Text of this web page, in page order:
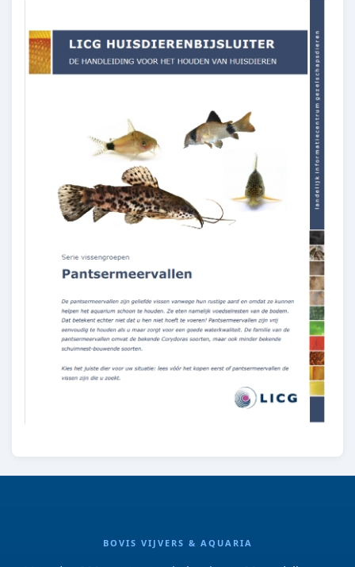
BOVIS VIJVERS & AQUARIA